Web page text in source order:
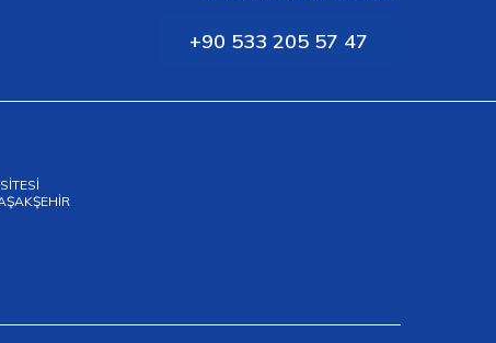
+90 533 205 57 47